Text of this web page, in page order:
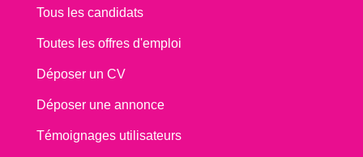
Tous les candidats
Toutes les offres d'emploi
Déposer un CV
Déposer une annonce
Témoignages utilisateurs